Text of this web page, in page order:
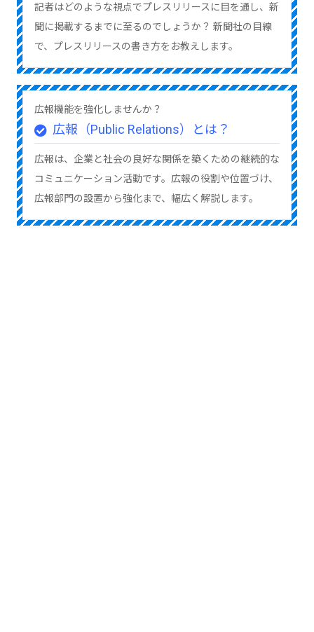
記者はどのような視点でプレスリリースに目を通し、新
聞に掲載するまでに至るのでしょうか？ 新聞社の目線
で、プレスリリースの書き方をお教えします。
広報機能を強化しませんか？
広報（Public Relations）とは？
広報は、企業と社会の良好な関係を築くための継続的な
コミュニケーション活動です。広報の役割や位置づけ、
広報部門の設置から強化まで、幅広く解説します。